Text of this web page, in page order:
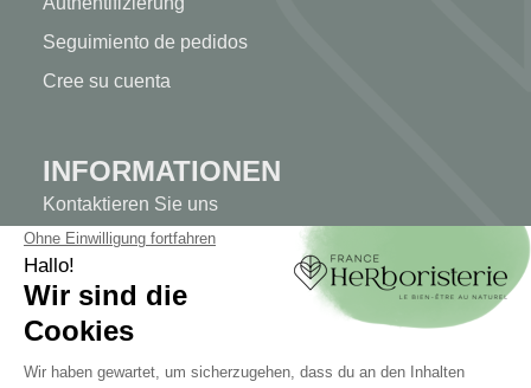
Seguimiento de pedidos
Cree su cuenta
INFORMATIONEN
Kontaktieren Sie uns
Sitemap
Unser Kräuterladen
Lieferung